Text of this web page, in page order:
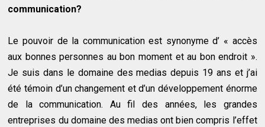
communication?
Le pouvoir de la communication est synonyme d’ « accès
aux bonnes personnes au bon moment et au bon endroit ».
Je suis dans le domaine des medias depuis 19 ans et j’ai
été témoin d’un changement et d’un développement énorme
de la communication. Au fil des années, les grandes
entreprises du domaine des medias ont bien compris l’effet